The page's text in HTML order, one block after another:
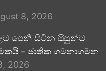
8, 2026
පෙනී සිටින සිසුන්ට
– ජාතික ගමනාගමන
2026